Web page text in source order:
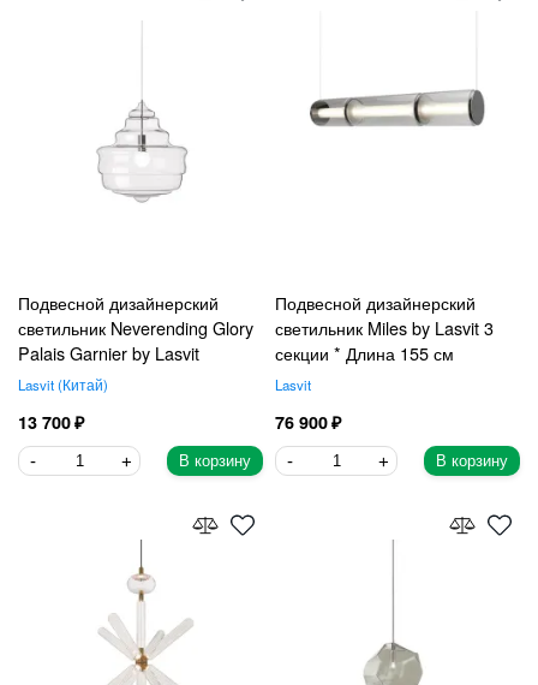
Подвесной дизайнерский
светильник Neverending Glory
Palais Garnier by Lasvit
Lasvit Китай
13 700
В корзину
Подвесной дизайнерский
светильник Miles by Lasvit 3
секции * Длина 155 см
Lasvit
76 900
В корзину